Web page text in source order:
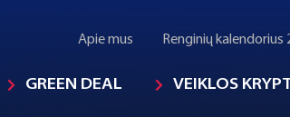
Apie mus Renginių kalendorius
GREEN DEAL VEIKLOS